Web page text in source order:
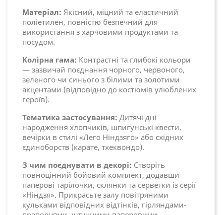
Матеріал: Якісний, міцний та еластичний
поліетилен, повністю безпечний для
використання з харчовими продуктами та
посудом.
Колірна гама: Контрастні та глибокі кольори
— зазвичай поєднання чорного, червоного,
зеленого чи синього з білими та золотими
акцентами (відповідно до костюмів улюблених
героїв).
Тематика застосування: Дитячі дні
народження хлопчиків, шпигунські квести,
вечірки в стилі «Лего Ніндзяго» або східних
єдиноборств (карате, тхеквондо).
З чим поєднувати в декорі: Створіть
повноцінний бойовий комплект, додавши
паперові тарілочки, склянки та серветки із серії
«Ніндзя». Прикрасьте залу повітряними
кульками відповідних відтінків, гірляндами-